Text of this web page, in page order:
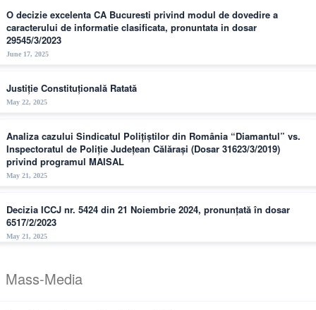
O decizie excelenta CA Bucuresti privind modul de dovedire a
caracterului de informatie clasificata, pronuntata in dosar
29545/3/2023
June 17, 2025
Justiție Constituțională Ratată
May 22, 2025
Analiza cazului Sindicatul Polițiștilor din România “Diamantul” vs.
Inspectoratul de Poliție Județean Călărași (Dosar 31623/3/2019)
privind programul MAISAL
May 21, 2025
Decizia ICCJ nr. 5424 din 21 Noiembrie 2024, pronunțată în dosar
6517/2/2023
May 21, 2025
Mass-Media